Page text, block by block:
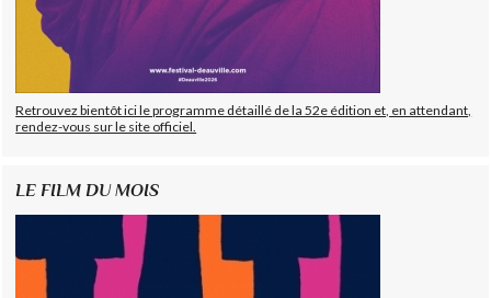
Retrouvez bientôt ici le programme détaillé de la 52e édition et, en attendant,
rendez-vous sur le site officiel.
LE FILM DU MOIS